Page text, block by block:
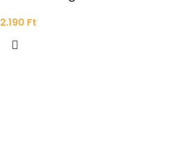
2.190 Ft